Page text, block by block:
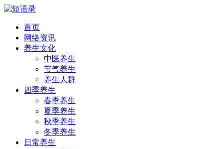
首页
网络资讯
养生文化
中医养生
节气养生
养生人群
四季养生
春季养生
夏季养生
秋季养生
冬季养生
日常养生